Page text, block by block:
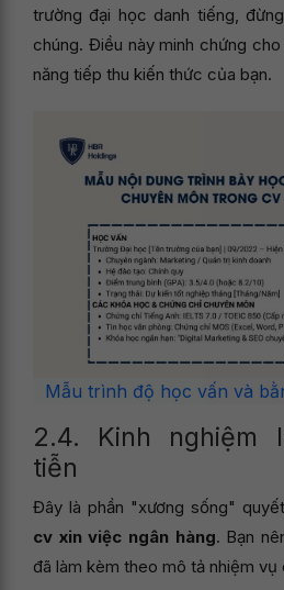
trường đại học danh tiếng,
chúng. Điều này minh chứng
năng tiếp thu kiến thức của bạn.
Mẫu trình độ học vấn và
2.4. Kinh nghiệm
tiễn
Đây là phần "xương sống"
cv xin việc ngân hàng. Bạn
đã làm kèm theo mô tả nhiệm vụ